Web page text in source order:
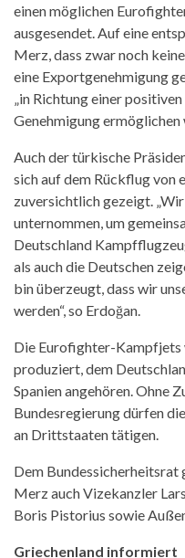
einen möglichen
ausgesendet. Auf eine
Merz, dass zwar noch
eine Exportgenehmigung
„in Richtung einer
Genehmigung ermöglichen
Auch der türkische
sich auf dem Rückflug von
zuversichtlich gezeigt.
unternommen, um
Deutschland
als auch die Deutschen
bin überzeugt, dass wir
werden“, so Erdoğan.
Die Eurofighter-Kampfjets
produziert, dem
Spanien angehören. Ohne
Bundesregierung dürfen
an Drittstaaten tätigen.
Dem Bundessicherheitsrat
Merz auch Vizekanzler
Boris Pistorius sowie
Griechenland informiert